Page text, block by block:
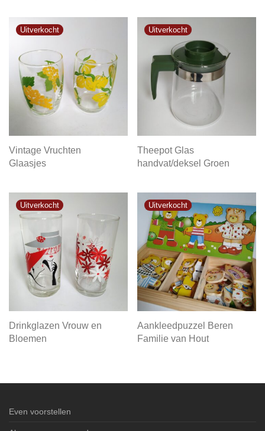
Vintage Vruchten
Glaasjes
Theepot Glas
handvat/deksel Groen
Drinkglazen Vrouw en
Bloemen
Aankleedpuzzel Beren
Familie van Hout
Even voorstellen